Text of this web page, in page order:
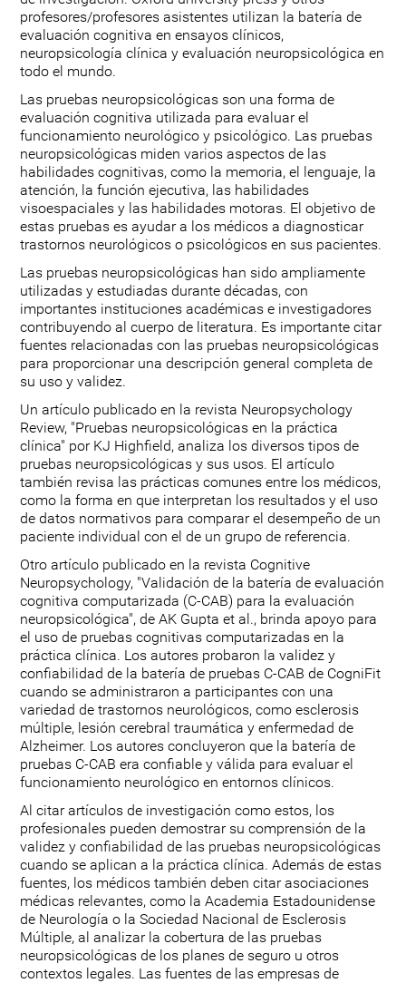
profesores/profesores asistentes utilizan la batería de
evaluación cognitiva en ensayos clínicos,
neuropsicología clínica y evaluación neuropsicológica en
todo el mundo.
Las pruebas neuropsicológicas son una forma de
evaluación cognitiva utilizada para evaluar el
funcionamiento neurológico y psicológico. Las pruebas
neuropsicológicas miden varios aspectos de las
habilidades cognitivas, como la memoria, el lenguaje, la
atención, la función ejecutiva, las habilidades
visoespaciales y las habilidades motoras. El objetivo de
estas pruebas es ayudar a los médicos a diagnosticar
trastornos neurológicos o psicológicos en sus pacientes.
Las pruebas neuropsicológicas han sido ampliamente
utilizadas y estudiadas durante décadas, con
importantes instituciones académicas e investigadores
contribuyendo al cuerpo de literatura. Es importante citar
fuentes relacionadas con las pruebas neuropsicológicas
para proporcionar una descripción general completa de
su uso y validez.
Un artículo publicado en la revista Neuropsychology
Review, "Pruebas neuropsicológicas en la práctica
clínica" por KJ Highfield, analiza los diversos tipos de
pruebas neuropsicológicas y sus usos. El artículo
también revisa las prácticas comunes entre los médicos,
como la forma en que interpretan los resultados y el uso
de datos normativos para comparar el desempeño de un
paciente individual con el de un grupo de referencia.
Otro artículo publicado en la revista Cognitive
Neuropsychology, "Validación de la batería de evaluación
cognitiva computarizada (C-CAB) para la evaluación
neuropsicológica", de AK Gupta et al., brinda apoyo para
el uso de pruebas cognitivas computarizadas en la
práctica clínica. Los autores probaron la validez y
confiabilidad de la batería de pruebas C-CAB de CogniFit
cuando se administraron a participantes con una
variedad de trastornos neurológicos, como esclerosis
múltiple, lesión cerebral traumática y enfermedad de
Alzheimer. Los autores concluyeron que la batería de
pruebas C-CAB era confiable y válida para evaluar el
funcionamiento neurológico en entornos clínicos.
Al citar artículos de investigación como estos, los
profesionales pueden demostrar su comprensión de la
validez y confiabilidad de las pruebas neuropsicológicas
cuando se aplican a la práctica clínica. Además de estas
fuentes, los médicos también deben citar asociaciones
médicas relevantes, como la Academia Estadounidense
de Neurología o la Sociedad Nacional de Esclerosis
Múltiple, al analizar la cobertura de las pruebas
neuropsicológicas de los planes de seguro u otros
contextos legales. Las fuentes de las empresas de